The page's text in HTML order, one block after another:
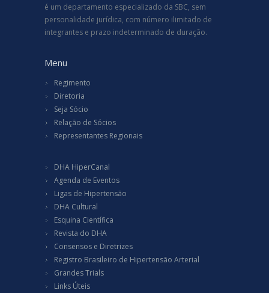
é um departamento especializado da SBC, sem
personalidade jurídica, com número ilimitado de
integrantes e prazo indeterminado de duração.
Menu
Regimento
Diretoria
Seja Sócio
Relação de Sócios
Representantes Regionais
DHA HiperCanal
Agenda de Eventos
Ligas de Hipertensão
DHA Cultural
Esquina Científica
Revista do DHA
Consensos e Diretrizes
Registro Brasileiro de Hipertensão Arterial
Grandes Trials
Links Úteis